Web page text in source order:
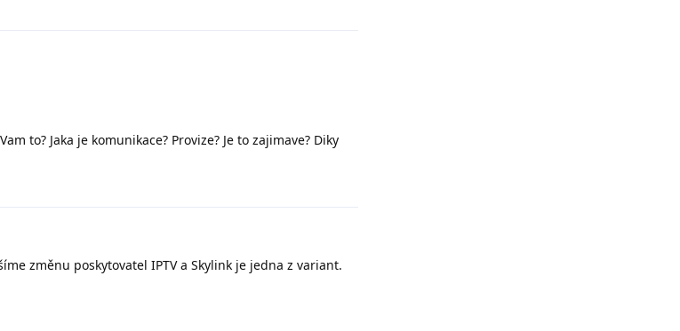
to? Jaka je komunikace? Provize? Je to zajimave? Diky
změnu poskytovatel IPTV a Skylink je jedna z variant.